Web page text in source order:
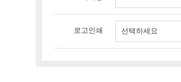
로고인쇄 선택하세요